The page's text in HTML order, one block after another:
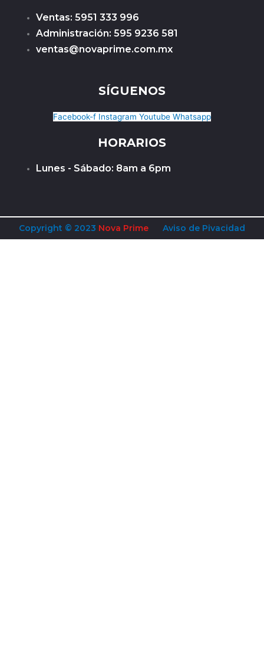
Ventas: 5951 333 996
Administración: 595 9236 581
ventas@novaprime.com.mx
SÍGUENOS
Facebook-f Instagram Youtube Whatsapp
HORARIOS
Lunes - Sábado: 8am a 6pm
Copyright © 2023 Nova Prime Aviso de Pivacidad